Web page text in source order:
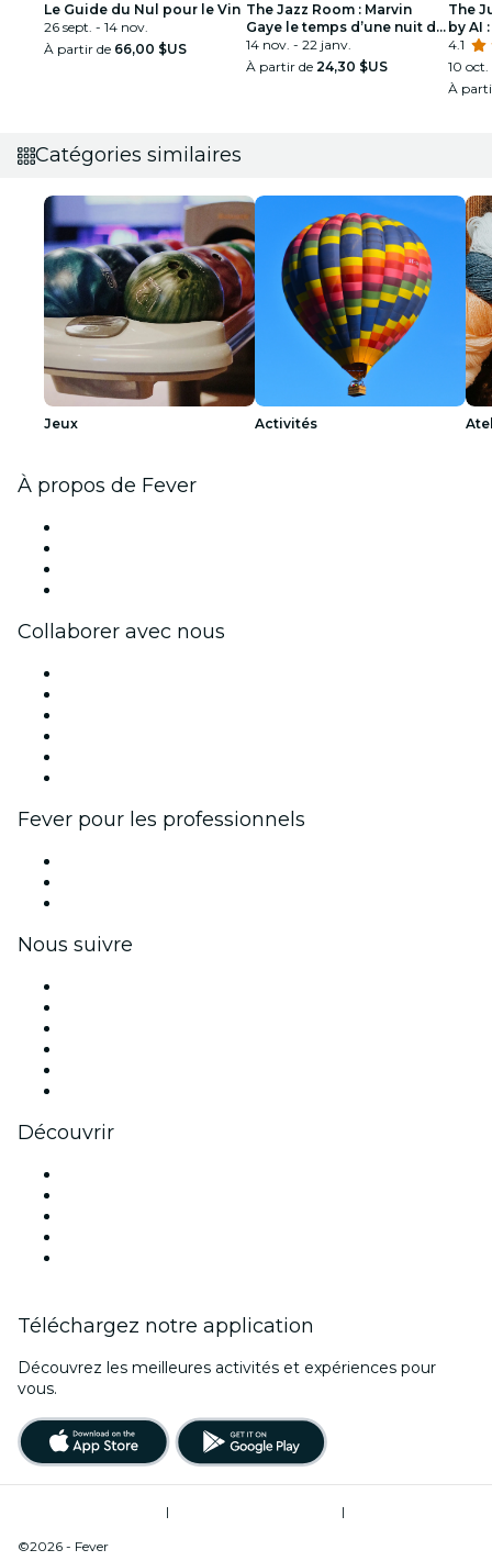
Le Guide du Nul pour le Vin
26 sept. - 14 nov.
À partir de 66,00 $US
The Jazz Room : Marvin
Gaye le temps d’une nuit de
soul
14 nov. - 22 janv.
À partir de 24,30 $US
The
by AI
il la
4.1
10 oct.
À
Catégories similaires
Jeux Activités
À propos de Fever
Collaborer avec nous
Fever pour les professionnels
Nous suivre
Découvrir
Téléchargez notre application
Découvrez les meilleures activités et expériences pour
vous.
|
|
©2026 - Fever